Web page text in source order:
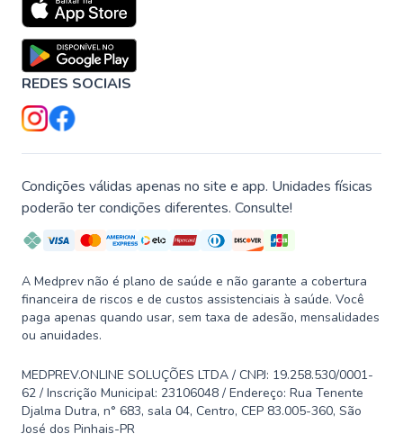
REDES SOCIAIS
Condições válidas apenas no site e app. Unidades físicas
poderão ter condições diferentes. Consulte!
A Medprev não é plano de saúde e não garante a cobertura
financeira de riscos e de custos assistenciais à saúde. Você
paga apenas quando usar, sem taxa de adesão, mensalidades
ou anuidades.
MEDPREV.ONLINE SOLUÇÕES LTDA / CNPJ: 19.258.530/0001-
62 / Inscrição Municipal: 23106048 / Endereço: Rua Tenente
Djalma Dutra, n° 683, sala 04, Centro, CEP 83.005-360, São
José dos Pinhais-PR